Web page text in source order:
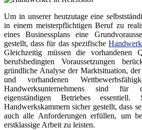
Um in unserer heutzutage eine
in einem meisterpflichtigen Beruf zu
eines Businessplans eine
gestellt, dass für das spezifischeHandwerk
Gleichzeitig müssen die vorhandenen
berufsbedingten Voraussetzungen
gründliche Analyse der Marktsituation,
und vorhandenen
Handwerksunternehmens sind
eigenständigen Betriebes
Handwerkskammern sicher gestellt, dass
auch alle Anforderungen erfüllen, um
erstklassige Arbeit zu leisten.